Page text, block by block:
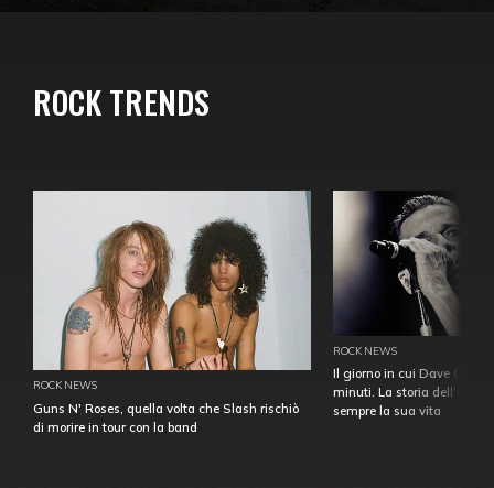
ROCK TRENDS
ROCK NEWS
Guns N' Roses, quella volta che Slash rischiò
di morire in tour con la band
ROCK NEWS
Il giorno in cui Dave
minuti. La storia
sempre la sua vita